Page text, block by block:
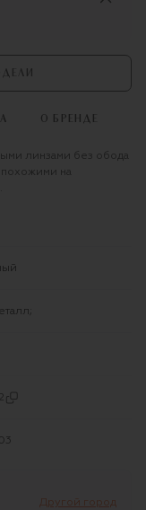
О БРЕНДЕ
линзами без обода
на
Другой город